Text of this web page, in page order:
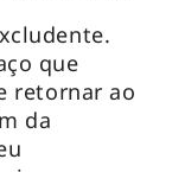
que
retornar ao
da